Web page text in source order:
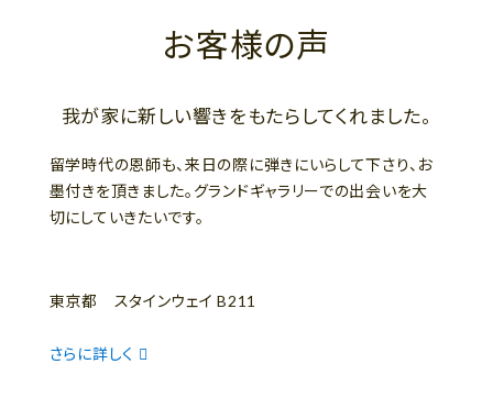
お客様の声
我が家に新しい響きをもたらしてくれました。
留学時代の恩師も、来日の際に弾きにいらして下さり、お
墨付きを頂きました。グランドギャラリーでの出会いを大
切にしていきたいです。
東京都 スタインウェイ B211
さらに詳しく